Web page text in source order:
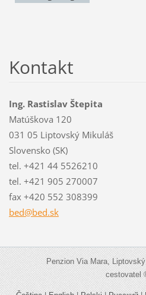
Kontakt
Ing. Rastislav Štepita
Matúškova 120
031 05 Liptovský Mikuláš
Slovensko (SK)
tel. +421 44 5526210
tel. +421 905 270007
fax +420 552 308399
bed@bed.sk
Penzion Via Mara,
cestovatel